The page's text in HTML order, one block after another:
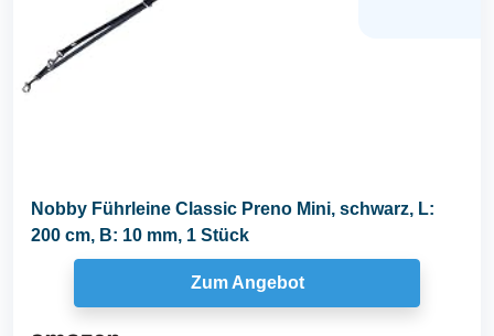
Nobby Führleine Classic Preno Mini, schwarz, L:
200 cm, B: 10 mm, 1 Stück
Zum Angebot